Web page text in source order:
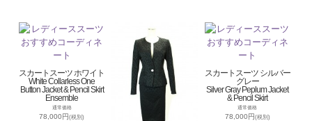
スカートスーツ ホワイト
White Collarless One
Button Jacket & Pencil Skirt
Ensemble
通常価格
78,000円(税別)
スカートスーツ シルバー
グレー
Silver Gray Peplum Jacket
& Pencil Skirt
通常価格
78,000円(税別)